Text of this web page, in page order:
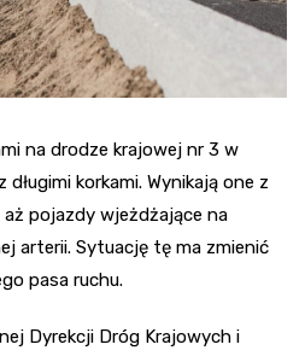
na drodze krajowej nr 3 w
korkami. Wynikają one z
pojazdy wjeżdżające na
arterii. Sytuację tę ma zmienić
pasa ruchu.
Dyrekcji Dróg Krajowych i